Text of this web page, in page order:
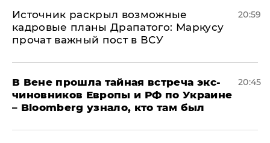
​Источник раскрыл возможные
кадровые планы Драпатого: Маркусу
прочат важный пост в ВСУ
20:59
В Вене прошла тайная встреча экс-
чиновников Европы и РФ по Украине
– Bloomberg узнало, кто там был
20:45